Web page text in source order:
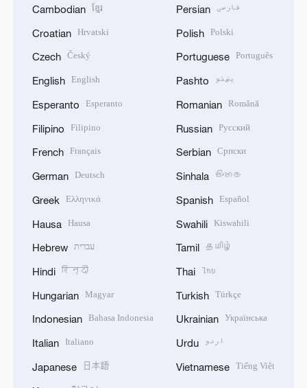
Cambodian ខ្មែរ
Croatian Hrvatski
Czech Český
English English
Esperanto Esperanto
Filipino Filipino
French Français
German Deutsch
Greek Ελληνικά
Hausa Hausa
Hebrew עברית
Hindi हिन्दी
Hungarian Magyar
Indonesian Bahasa Indonesia
Italian Italiano
Japanese 日本語
Persian فارسی
Polish Polski
Portuguese Português
Pashto پښتو
Romanian Română
Russian Русский
Serbian Српски
Sinhala සිංහල
Spanish Español
Swahili Kiswahili
Tamil தமிழ்
Thai ไทย
Turkish Türkçe
Ukrainian Українська
Urdu اردو
Vietnamese Tiếng Việt